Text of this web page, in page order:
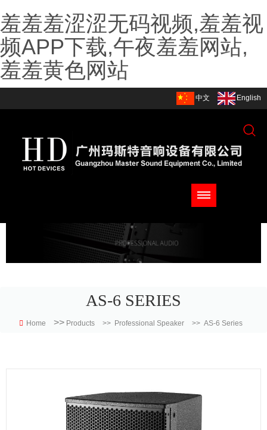
羞羞羞涩涩无码视频,羞羞视
频APP下载,午夜羞羞网站,
羞羞黄色网站
中文 English
AS-6 SERIES
Home >> Products >> Professional Speaker >> AS-6 Series